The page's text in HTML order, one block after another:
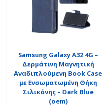
Samsung Galaxy A32 4G –
Δερμάτινη Μαγνητική
Αναδιπλούμενη Book Case
με Ενσωματωμένη Θήκη
Σιλικόνης – Dark Blue
(oem)